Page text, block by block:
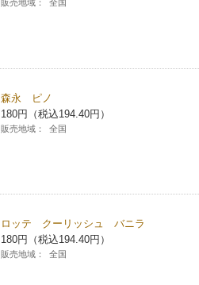
販売地域： 全国
森永 ピノ
180円（税込194.40円）
販売地域： 全国
ロッテ クーリッシュ バニラ
180円（税込194.40円）
販売地域： 全国